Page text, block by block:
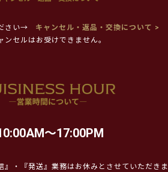
さい→
キャンセル・返品・交換について >
セルはお受けできません。
～17:00PM
』・『発送』業務はお休みとさせていただきま